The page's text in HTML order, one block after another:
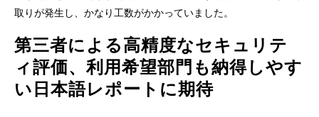
取りが発生し、かなり工数がかかっていました。
第三者による高精度なセキュリテ
ィ評価、利用希望部門も納得しやす
い日本語レポートに期待